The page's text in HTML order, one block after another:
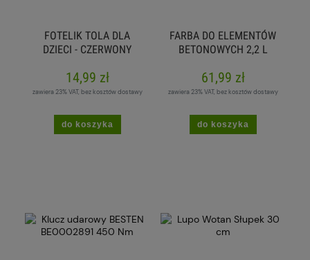
FOTELIK TOLA DLA
DZIECI - CZERWONY
14,99 zł
zawiera 23% VAT, bez kosztów dostawy
do koszyka
FARBA DO ELEMENTÓW
BETONOWYCH 2,2 L
61,99 zł
zawiera 23% VAT, bez kosztów dostawy
do koszyka